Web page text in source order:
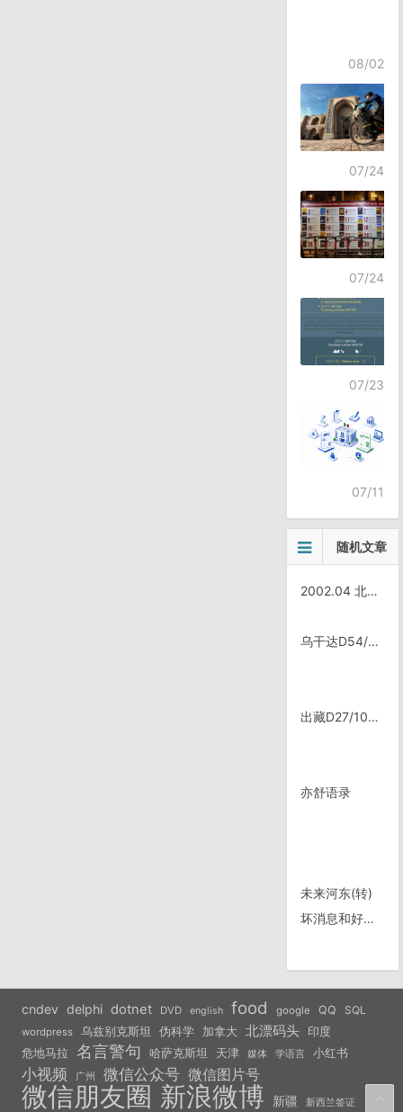
08/02
07/24
07/24
07/23
07/11
随机文章
2002.04 北京王府井～公主坟～苏州桥 步行(16km)
乌干达D54/0711，Kisoro
出藏D27/1020, 盐井——西藏|云南——佛山乡
亦舒语录
未来河东(转)
坏消息和好消息
cndev delphi dotnet DVD english food google QQ SQL
wordpress 乌兹别克斯坦 伪科学 加拿大 北漂码头 印度
危地马拉 名言警句 哈萨克斯坦 天津 媒体 学语言 小红书
小视频 广州 微信公众号 微信图片号
微信朋友圈 新浪微博 新疆 新西兰签证